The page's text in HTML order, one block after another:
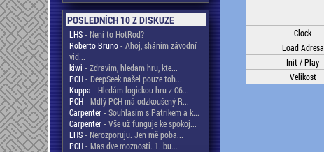
POSLEDNÍCH 10 Z DISKUZE
LHS- Není to HotRod?
Roberto Bruno- Ahoj, sháním závodní
vid...
kiwi - Zdravim, hledam hru, kte...
PCH- DeepSeek našel pouze toh...
Kuppa - Hledám logickou hru z C6...
PCH- Mdlý PCH má odzkoušený R...
Carpenter- Souhlasím s Patrikem a k...
Carpenter- Vše už funguje ke spokoj...
LHS- Nerozporuju. Jen mě poba...
PCH- Mas dve moznosti. 1. bu...
Clock
Load Adresa
Init / Play
Velikost